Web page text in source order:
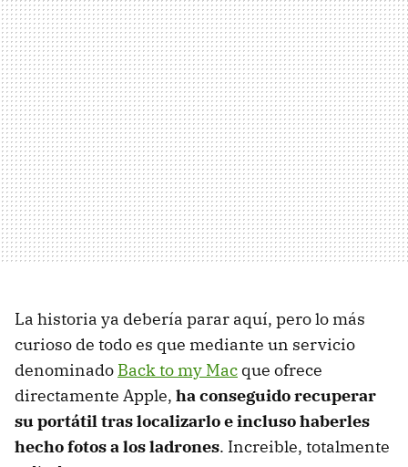
La historia ya debería parar aquí, pero lo más
curioso de todo es que mediante un servicio
denominado Back to my Mac que ofrece
directamente Apple, ha conseguido recuperar
su portátil tras localizarlo e incluso haberles
hecho fotos a los ladrones. Increible, totalmente